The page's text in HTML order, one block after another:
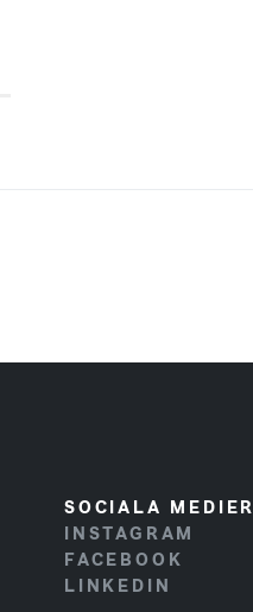
SOCIALA MEDIER
INSTAGRAM
FACEBOOK
LINKEDIN